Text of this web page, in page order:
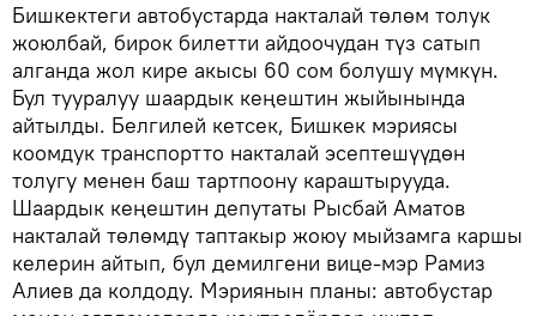
Бишкектеги автобустарда накталай төлөм толук
жоюлбай, бирок билетти айдоочудан түз сатып
алганда жол кире акысы 60 сом болушу мүмкүн.
Бул тууралуу шаардык кеңештин жыйынында
айтылды. Белгилей кетсек, Бишкек мэриясы
коомдук транспортто накталай эсептешүүдөн
толугу менен баш тартпоону караштырууда.
Шаардык кеңештин депутаты Рысбай Аматов
накталай төлөмдү таптакыр жоюу мыйзамга каршы
келерин айтып, бул демилгени вице-мэр Рамиз
Алиев да колдоду. Мэриянын планы: автобустар